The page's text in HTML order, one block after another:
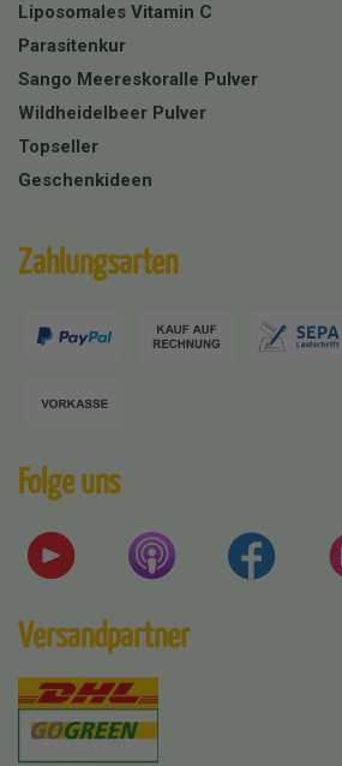
Liposomales Vitamin C
Parasitenkur
Sango Meereskoralle Pulver
Wildheidelbeer Pulver
Topseller
Geschenkideen
Zahlungsarten
Folge uns
Versandpartner